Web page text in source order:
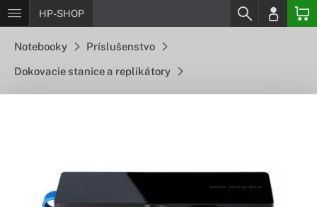
HP-SHOP
Notebooky Príslušenstvo
Dokovacie stanice a replikátory